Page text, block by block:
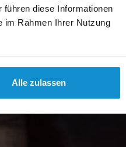
diese Informationen
im Rahmen Ihrer Nutzung
Alle zulassen